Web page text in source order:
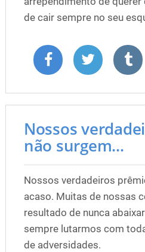
de cair sempre no seu
Nossos
não surgem...
Nossos verdadeiros
acaso. Muitas de nossas
resultado de nunca
sempre lutarmos com
de adversidades.